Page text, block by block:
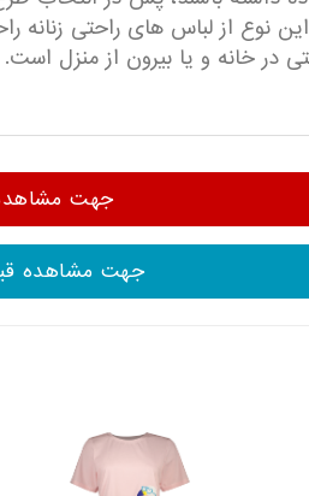
نوع از لباس های راحتی
در خانه و یا بیرون از منزل است.
جهت
جهت مشاهده